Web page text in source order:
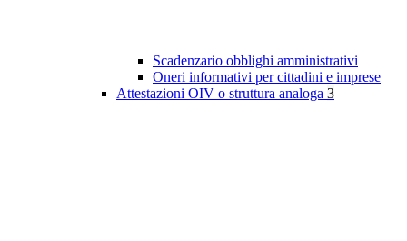
Scadenzario obblighi amministrativi
Oneri informativi per cittadini e imprese
Attestazioni OIV o struttura analoga 3